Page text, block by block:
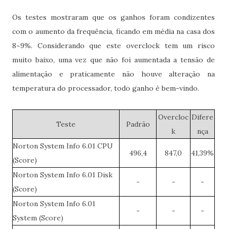
Os testes mostraram que os ganhos foram condizentes
com o aumento da frequência, ficando em média na casa dos
8~9%. Considerando que este overclock tem um risco
muito baixo, uma vez que não foi aumentada a tensão de
alimentação e praticamente não houve alteração na
temperatura do processador, todo ganho é bem-vindo.
Teste Padrão
Overcloc
k
Difere
nça
Norton System Info 6.01 CPU
(Score)
496,4 847,0 41,39%
Norton System Info 6.01 Disk
(Score)
- - -
Norton System Info 6.01
System (Score)
- - -